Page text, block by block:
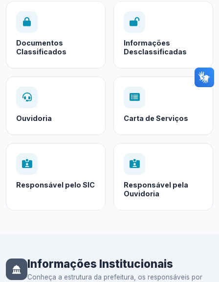
Documentos
Classificados
Informações
Desclassificadas
Ouvidoria Carta de Serviços
Responsável pelo SIC
Responsável pela
Ouvidoria
Informações Institucionais
Conheça a estrutura da prefeitura, os responsáveis por